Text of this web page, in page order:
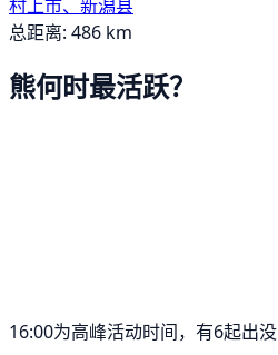
村上市、新潟县
总距离: 486 km
熊何时最活跃？
16:00为高峰活动时间，有6起出没